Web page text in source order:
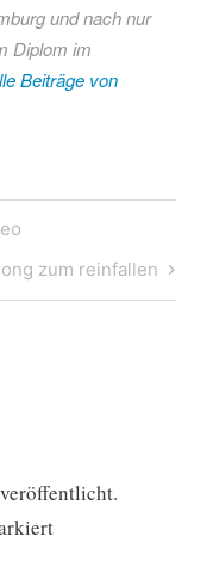
und nach nur
Diplom im
Beiträge von
zum reinfallen